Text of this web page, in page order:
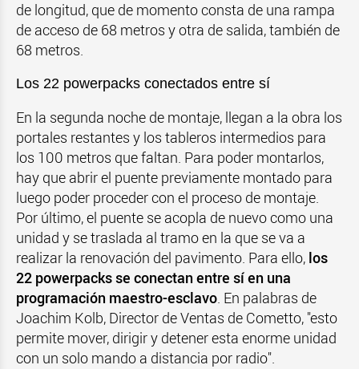
de longitud, que de momento consta de una rampa
de acceso de 68 metros y otra de salida, también de
68 metros.
Los 22 powerpacks conectados entre sí
En la segunda noche de montaje, llegan a la obra los
portales restantes y los tableros intermedios para
los 100 metros que faltan. Para poder montarlos,
hay que abrir el puente previamente montado para
luego poder proceder con el proceso de montaje.
Por último, el puente se acopla de nuevo como una
unidad y se traslada al tramo en la que se va a
realizar la renovación del pavimento. Para ello, los
22 powerpacks se conectan entre sí en una
programación maestro-esclavo. En palabras de
Joachim Kolb, Director de Ventas de Cometto, "esto
permite mover, dirigir y detener esta enorme unidad
con un solo mando a distancia por radio".